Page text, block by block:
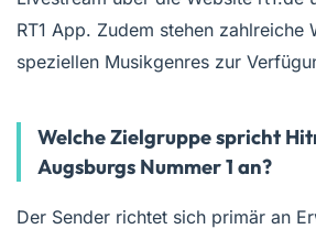
RT1 App. Zudem stehen zahlreiche
speziellen Musikgenres zur
Welche Zielgruppe spricht
Augsburgs Nummer 1 an?
Der Sender richtet sich primär an